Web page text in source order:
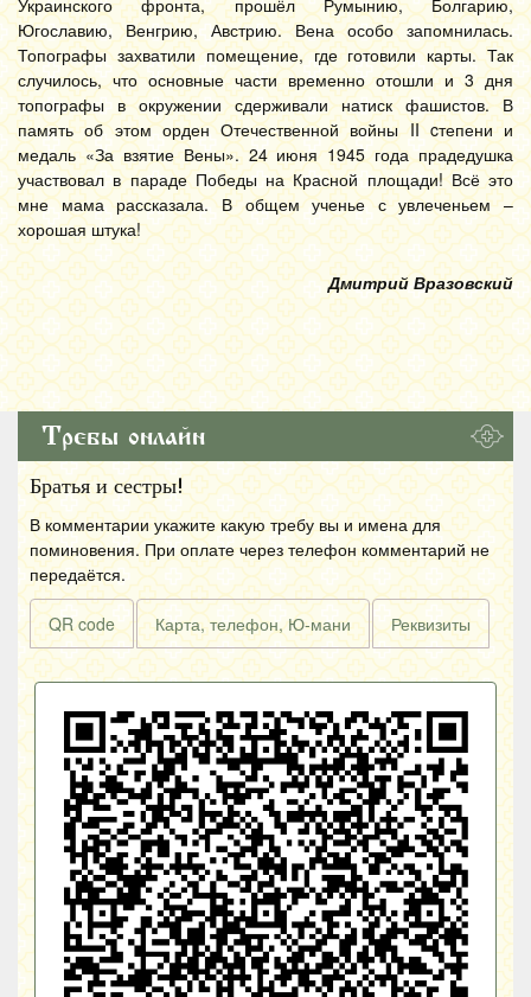
Украинского фронта, прошёл Румынию, Болгарию,
Югославию, Венгрию, Австрию. Вена особо запомнилась.
Топографы захватили помещение, где готовили карты. Так
случилось, что основные части временно отошли и 3 дня
топографы в окружении сдерживали натиск фашистов. В
память об этом орден Отечественной войны II cтепени и
медаль «За взятие Вены». 24 июня 1945 года прадедушка
участвовал в параде Победы на Красной площади! Всё это
мне мама рассказала. В общем ученье с увлеченьем –
хорошая штука!
Дмитрий Вразовский
Требы онлайн
Братья и сестры!
В комментарии укажите какую требу вы и имена для
поминовения. При оплате через телефон комментарий не
передаётся.
QR code Карта, телефон, Ю-мани Реквизиты